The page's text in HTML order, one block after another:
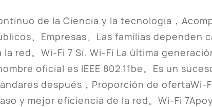
de la Ciencia y la tecnología，
、Empresas、Las familias dependen
la red。Wi-Fi 7 Sí. Wi-Fi La última
oficial es IEEE 802.11be。Es un
después，Proporción de ofertaWi-
y mejor eficiencia de la red。Wi-Fi